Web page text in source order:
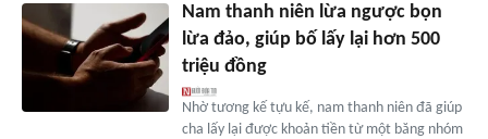
Nam thanh niên lừa ngược bọn
lừa đảo, giúp bố lấy lại hơn 500
triệu đồng
Nhờ tương kế tựu kế, nam thanh niên đã giúp
cha lấy lại được khoản tiền từ một băng nhóm